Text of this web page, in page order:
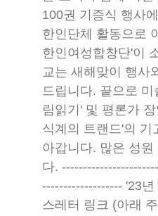
100권 기증식 행사
한인단체 활동으로
한인여성합창단'이
교는 새해맞이 행사
드립니다. 끝으로
림읽기' 및 평론가
식계의 트랜드'의 기
아갑니다. 많은 성원
다.
------------------- '23
스레터 링크 (아래